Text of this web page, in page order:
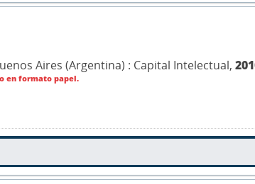
Aires (Argentina) : Capital Intelectual,
en formato papel.